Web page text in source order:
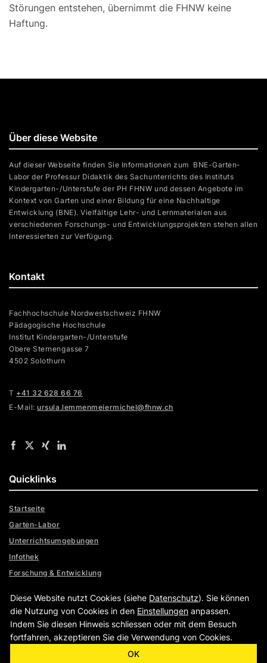
Störungen entstehen, übernimmt die FHNW keine
Haftung.
Kontakt
Fachhochschule Nordwestschweiz FHNW
Pädagogische Hochschule
Institut Kindergarten-/Unterstufe
Obere Sternengasse 7
4502 Solothurn
T +41 32 628 66 76
E-Mail:ursula.lemmenmeiermichel@fhnw.ch
Über diese Website
Auf dieser Webseite finden Sie Informationen zum BNE-Garten-
Labor der Professur Didaktik des Sachunterrichts des Instituts
Kindergarten-/Unterstufe der PH FHNW und dessen Angebote im
Kontext von Garten und einer Bildung für eine Nachhaltige
Entwicklung (BNE). Vielfältige Lehr- und Lernmaterialen aus
verschiedenen Forschungs- und Entwicklungsprojekten stehen allen
Interessierten zur Verfügung.
Quicklinks
Startseite
Garten-Labor
Unterrichtsumgebungen
Infothek
Forschung & Entwicklung
Impressum
Diese Website nutzt Cookies (siehe Datenschutz). Sie können
die Nutzung von Cookies in den Einstellungen anpassen.
Indem Sie diesen Hinweis schliessen oder mit dem Besuch
fortfahren, akzeptieren Sie die Verwendung von Cookies.
OK